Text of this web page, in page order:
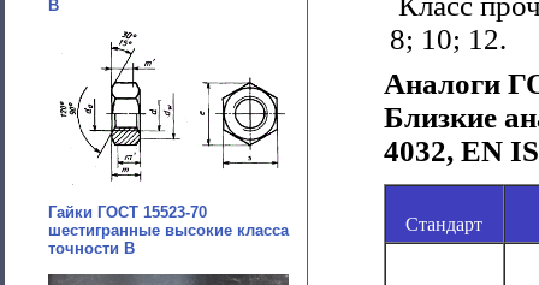
В
Гайки ГОСТ 15523-70
шестигранные высокие класса
точности В
8; 10; 12.
Аналоги
Близкие
4032, EN
Стандарт